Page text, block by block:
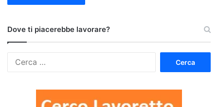
Dove ti piacerebbe lavorare?